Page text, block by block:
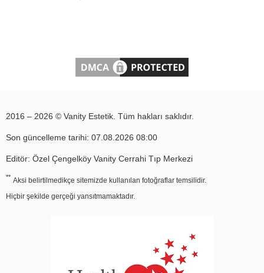
2016 – 2026 © Vanity Estetik. Tüm hakları saklıdır.
Son güncelleme tarihi: 07.08.2026 08:00
Editör: Özel Çengelköy Vanity Cerrahi Tıp Merkezi
** Aksi belirtilmedikçe sitemizde kullanılan fotoğraflar temsilidir.
Hiçbir şekilde gerçeği yansıtmamaktadır.